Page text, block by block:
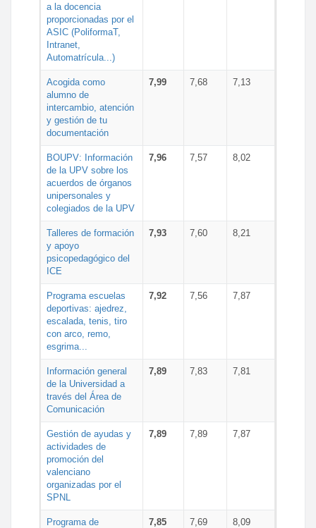
a la docencia
proporcionadas por el
ASIC (PoliformaT,
Intranet,
Automatrícula...)
Acogida como
alumno de
intercambio, atención
y gestión de tu
documentación
7,99 7,68 7,13
BOUPV: Información
de la UPV sobre los
acuerdos de órganos
unipersonales y
colegiados de la UPV
7,96 7,57 8,02
Talleres de formación
y apoyo
psicopedagógico del
ICE
7,93 7,60 8,21
Programa escuelas
deportivas: ajedrez,
escalada, tenis, tiro
con arco, remo,
esgrima...
7,92 7,56 7,87
Información general
de la Universidad a
través del Área de
Comunicación
7,89 7,83 7,81
Gestión de ayudas y
actividades de
promoción del
valenciano
organizadas por el
SPNL
7,89 7,89 7,87
Programa de
7,85 7,69 8,09